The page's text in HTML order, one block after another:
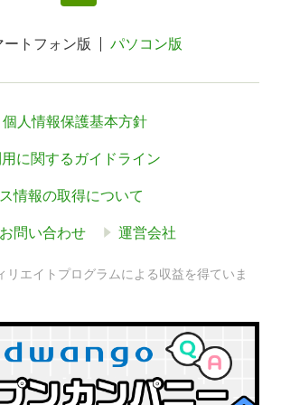
ートフォン版 パソコン版
個人情報保護基本方針
に関するガイドライン
情報の取得について
問い合わせ 運営会社
リエイトプログラムによる収益を得ていま